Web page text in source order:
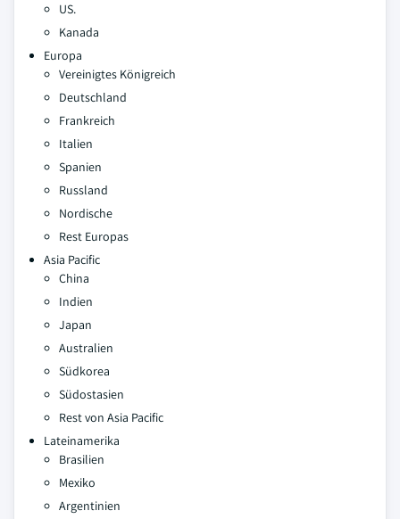
US.
Kanada
Europa
Vereinigtes Königreich
Deutschland
Frankreich
Italien
Spanien
Russland
Nordische
Rest Europas
Asia Pacific
China
Indien
Japan
Australien
Südkorea
Südostasien
Rest von Asia Pacific
Lateinamerika
Brasilien
Mexiko
Argentinien